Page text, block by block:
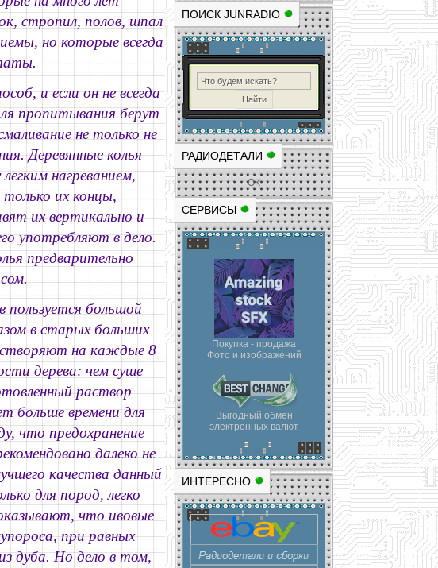
ПОИСК JUNRADIO
РАДИОДЕТАЛИ
ОК
СЕРВИСЫ
Покупка - продажа
Фото и изображений
Выгодный обмен
электронных валют
ИНТЕРЕСНО
стропил, полов, шпал
но которые всегда
и если он не всегда
пропитывания берут
не только не
Деревянные колья
нагреванием,
их концы,
их вертикально и
употребляют в дело.
предварительно
пользуется большой
в старых больших
на каждые 8
дерева: чем суше
раствор
больше времени для
что предохранение
далеко не
качества данный
для пород, легко
что ивовые
при равных
дуба. Но дело в том,